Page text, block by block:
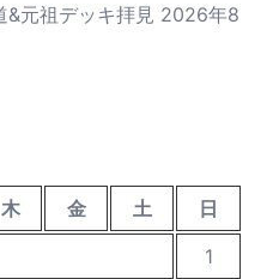
&元祖デッキ拝見 2026年8
木 金 土
日
1